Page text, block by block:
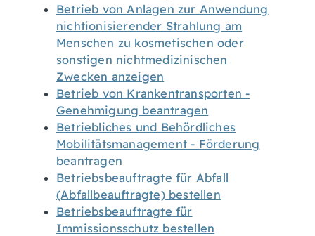
Betrieb von Anlagen zur Anwendung
nichtionisierender Strahlung am
Menschen zu kosmetischen oder
sonstigen nichtmedizinischen
Zwecken anzeigen
Betrieb von Krankentransporten -
Genehmigung beantragen
Betriebliches und Behördliches
Mobilitätsmanagement - Förderung
beantragen
Betriebsbeauftragte für Abfall
(Abfallbeauftragte) bestellen
Betriebsbeauftragte für
Immissionsschutz bestellen